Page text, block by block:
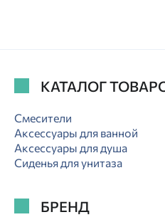
КАТАЛОГ
Смесители
Аксессуары для ванной
Аксессуары для душа
Сиденья для унитаза
БРЕНД